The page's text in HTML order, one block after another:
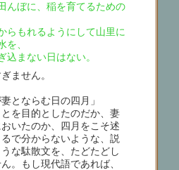
んぼに、稲を育てるための
らもれるようにして山里に
を、
まない日はない。
ません。
とならむ日の四月」
を目的としたのだか、妻
いたのか、四月をこそ述
で分からないような、説
な駄散文を、たどたどし
。もし現代語であれば、